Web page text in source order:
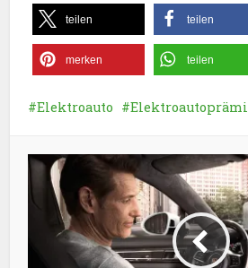
teilen teilen
merken teilen
Elektroauto